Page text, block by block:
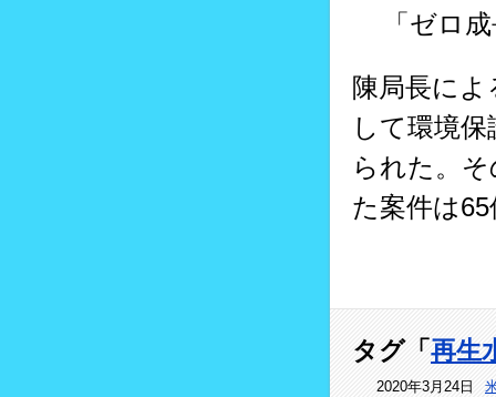
「ゼロ
陳局長によ
して環境
られた。
た案件は
タグ「再生
2020年3月24日